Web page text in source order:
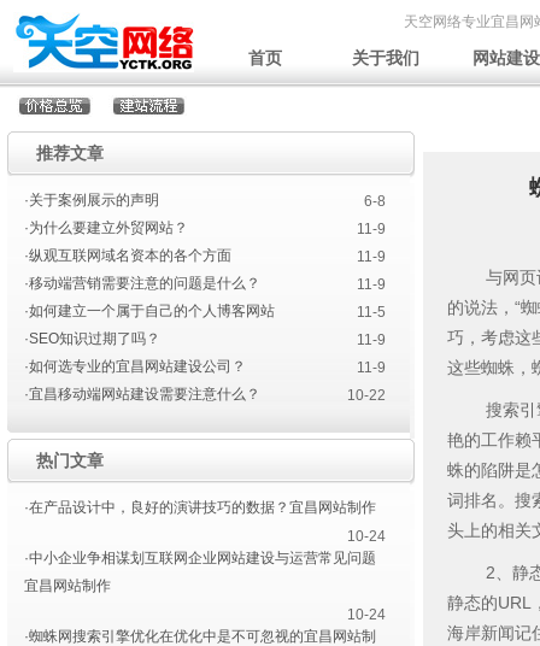
天空网络专业宜昌网
首页 关于我们 网站建设
推荐文章
·关于案例展示的声明
6-8
·为什么要建立外贸网站？
11-9
·纵观互联网域名资本的各个方面
11-9
·移动端营销需要注意的问题是什么？
11-9
·如何建立一个属于自己的个人博客网站
11-5
·SEO知识过期了吗？
11-9
·如何选专业的宜昌网站建设公司？
11-9
·宜昌移动端网站建设需要注意什么？
10-22
热门文章
·在产品设计中，良好的演讲技巧的数据？宜昌网站制作
10-24
·中小企业争相谋划互联网企业网站建设与运营常见问题
宜昌网站制作
10-24
·蜘蛛网搜索引擎优化在优化中是不可忽视的宜昌网站制
与网页设
的说法，“
巧，考虑这
这些蜘蛛，
搜索引擎
艳的工作赖
蛛的陷阱是
词排名。搜
头上的相关
2、静态
静态的URL
海岸新闻记